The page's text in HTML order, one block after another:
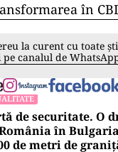
în
la curent cu toate
pe canalul de
de securitate. O
în
de metri de